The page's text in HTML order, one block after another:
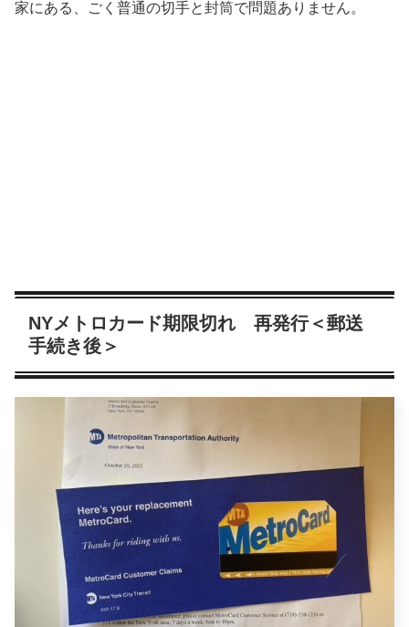
家にある、ごく普通の切手と封筒で問題ありません。
NYメトロカード期限切れ 再発行＜郵送
手続き後＞